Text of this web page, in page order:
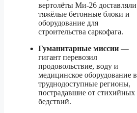
вертолёты Ми-26 доставляли
тяжёлые бетонные блоки и
оборудование для
строительства саркофага.
Гуманитарные миссии —
гигант перевозил
продовольствие, воду и
медицинское оборудование в
труднодоступные регионы,
пострадавшие от стихийных
бедствий.